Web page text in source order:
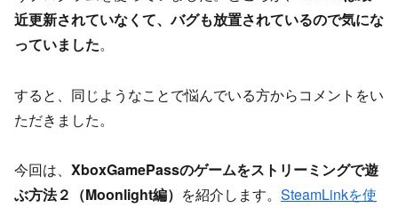
近更新されていなくて、バグも放置されているので気にな
っていました。
すると、同じようなことで悩んでいる方からコメントをい
ただきました。
今回は、 XboxGamePassのゲームをストリーミングで遊
ぶ方法２（Moonlight編） を紹介します。 SteamLinkを使